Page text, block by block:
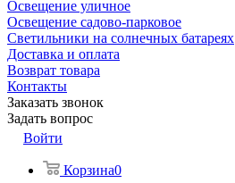
Освещение уличное
Освещение садово-парковое
Светильники на солнечных батареях
Доставка и оплата
Возврат товара
Контакты
Заказать звонок
Задать вопрос
Войти
Корзина0